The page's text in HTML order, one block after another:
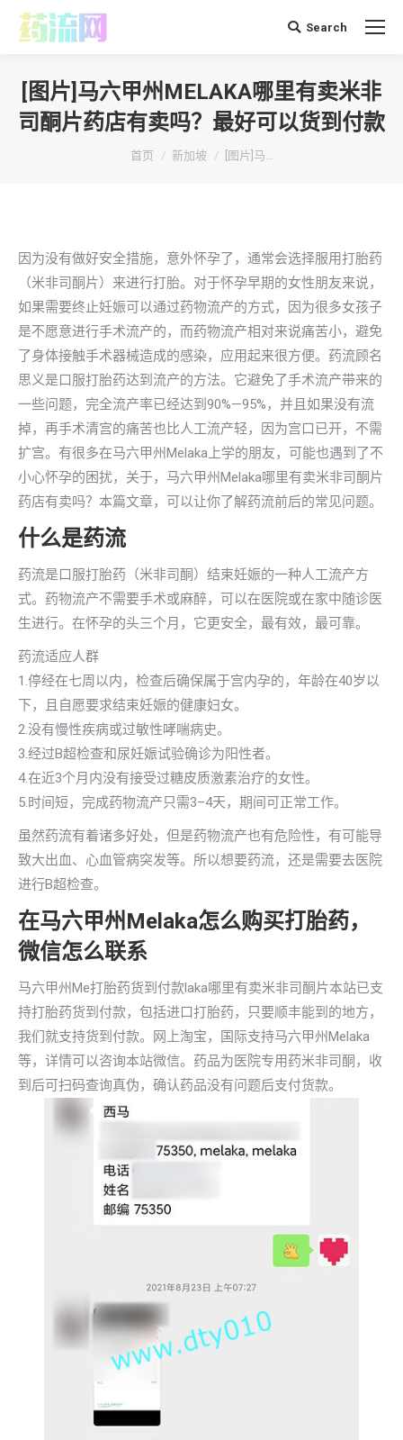
搜 Search
[图片]马六甲州MELAKA哪里有卖米非
司酮片药店有卖吗？最好可以货到付款
你在这里：
首页 新加坡 [图片]马…
因为没有做好安全措施，意外怀孕了，通常会选择服用打胎药
（米非司酮片）来进行打胎。对于怀孕早期的女性朋友来说，
如果需要终止妊娠可以通过药物流产的方式，因为很多女孩子
是不愿意进行手术流产的，而药物流产相对来说痛苦小，避免
了身体接触手术器械造成的感染，应用起来很方便。药流顾名
思义是口服打胎药达到流产的方法。它避免了手术流产带来的
一些问题，完全流产率已经达到90%—95%，并且如果没有流
掉，再手术清宫的痛苦也比人工流产轻，因为宫口已开，不需
扩宫。有很多在马六甲州Melaka上学的朋友，可能也遇到了不
小心怀孕的困扰，关于，马六甲州Melaka哪里有卖米非司酮片
药店有卖吗？本篇文章，可以让你了解药流前后的常见问题。
什么是药流
药流是口服打胎药（米非司酮）结束妊娠的一种人工流产方
式。药物流产不需要手术或麻醉，可以在医院或在家中随诊医
生进行。在怀孕的头三个月，它更安全，最有效，最可靠。
药流适应人群
1.停经在七周以内，检查后确保属于宫内孕的，年龄在40岁以
下，且自愿要求结束妊娠的健康妇女。
2.没有慢性疾病或过敏性哮喘病史。
3.经过B超检查和尿妊娠试验确诊为阳性者。
4.在近3个月内没有接受过糖皮质激素治疗的女性。
5.时间短，完成药物流产只需3–4天，期间可正常工作。
虽然药流有着诸多好处，但是药物流产也有危险性，有可能导
致大出血、心血管病突发等。所以想要药流，还是需要去医院
进行B超检查。
在马六甲州Melaka怎么购买打胎药，
微信怎么联系
马六甲州Me打胎药货到付款laka哪里有卖米非司酮片本站已支
持打胎药货到付款，包括进口打胎药，只要顺丰能到的地方，
我们就支持货到付款。网上淘宝，国际支持马六甲州Melaka
等，详情可以咨询本站微信。药品为医院专用药米非司酮，收
到后可扫码查询真伪，确认药品没有问题后支付货款。